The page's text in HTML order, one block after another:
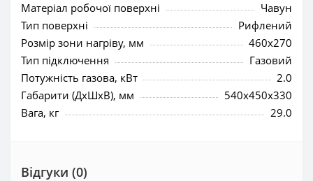
Матеріал робочої поверхні
Чавун
Тип поверхні
Рифлений
Розмір зони нагріву, мм
460x270
Тип підключення
Газовий
Потужність газова, кВт
2.0
Габарити (ДхШхВ), мм
540x450x330
Вага, кг
29.0
Відгуки (0)